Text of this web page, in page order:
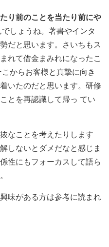
り前のことを当たり前にや
しょうね。著書やインタ
だと思います。さいちもス
れて借金まみれになったこ
からお客様と真摯に向き
いたのだと思います。研修
とを再認識して帰っ てい
なことを考えたりします
しないとダメだなと感じま
性にもフォーカスして語ら
味がある方は参考に読まれ